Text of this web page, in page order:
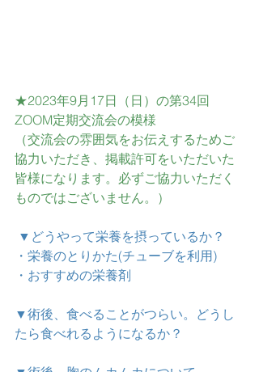
★2023年9月17日（日）の第34回
ZOOM定期交流会の模様
（交流会の雰囲気をお伝えするためご
協力いただき、掲載許可をいただいた
皆様になります。必ずご協力いただく
ものではございません。）
▼どうやって栄養を摂っているか？
・栄養のとりかた(チューブを利用)
・おすすめの栄養剤
▼術後、食べることがつらい。どうし
たら食べれるようになるか？